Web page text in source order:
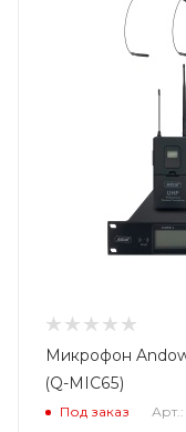
Микрофон
(Q-MIC65)
Под заказ